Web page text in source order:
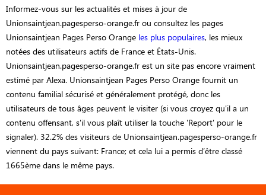
Informez-vous sur les actualités et mises à jour de
Unionsaintjean.pagesperso-orange.fr ou consultez les pages
Unionsaintjean Pages Perso Orange les plus populaires, les mieux
notées des utilisateurs actifs de France et États-Unis.
Unionsaintjean.pagesperso-orange.fr est un site pas encore vraiment
estimé par Alexa. Unionsaintjean Pages Perso Orange fournit un
contenu familial sécurisé et généralement protégé, donc les
utilisateurs de tous âges peuvent le visiter (si vous croyez qu'il a un
contenu offensant, s'il vous plaît utiliser la touche 'Report' pour le
signaler). 32.2% des visiteurs de Unionsaintjean.pagesperso-orange.fr
viennent du pays suivant: France; et cela lui a permis d’être classé
1665ème dans le même pays.